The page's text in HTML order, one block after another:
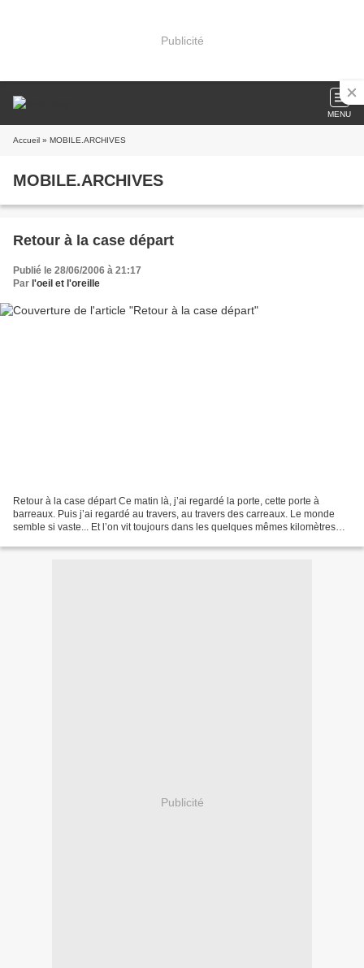
Publicité
MENU
Accueil » MOBILE.ARCHIVES
MOBILE.ARCHIVES
Retour à la case départ
Publié le 28/06/2006 à 21:17
Par l'oeil et l'oreille
Retour à la case départ Ce matin là, j’ai regardé la porte, cette porte à
barreaux. Puis j’ai regardé au travers, au travers des carreaux. Le monde
semble si vaste... Et l’on vit toujours dans les quelques mêmes kilomètres
Publicité